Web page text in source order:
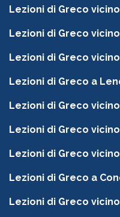
Lezioni di Greco
Lezioni di Greco
Lezioni di Greco
Lezioni di Greco a
Lezioni di Greco
Lezioni di Greco
Lezioni di Greco
Lezioni di Greco a
Lezioni di Greco